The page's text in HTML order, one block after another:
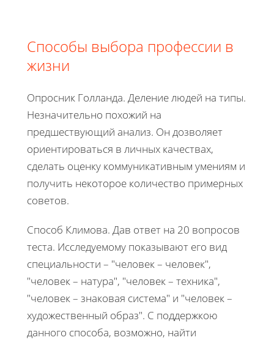
Способы выбора профессии в
жизни
Опросник Голланда. Деление людей на типы.
Незначительно похожий на
предшествующий анализ. Он дозволяет
ориентироваться в личных качествах,
сделать оценку коммуникативным умениям и
получить некоторое количество примерных
советов.
Способ Климова. Дав ответ на 20 вопросов
теста. Исследуемому показывают его вид
специальности – "человек – человек",
"человек – натура", "человек – техника",
"человек – знаковая система" и "человек –
художественный образ". С поддержкою
данного способа, возможно, найти